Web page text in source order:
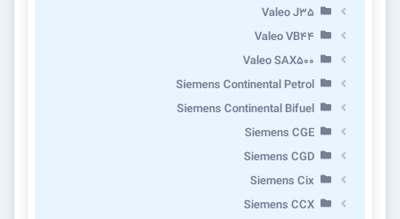
Valeo J35
Valeo VB44
Valeo SAX500
Siemens Continental Petrol
Siemens Continental Bifuel
Siemens CGE
Siemens CGD
Siemens Cix
Siemens CCX